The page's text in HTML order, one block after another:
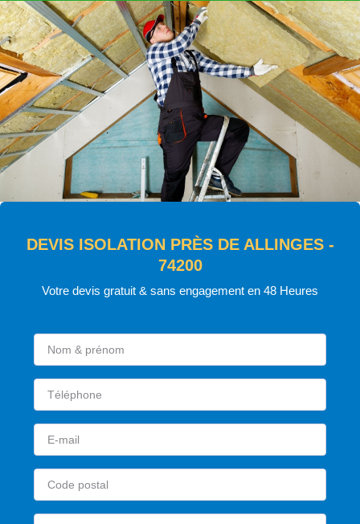
DEVIS ISOLATION PRÈS DE ALLINGES -
74200
Votre devis gratuit & sans engagement en 48 Heures